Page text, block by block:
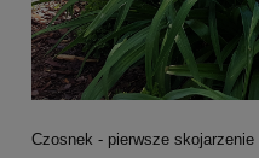
Czosnek - pierwsze